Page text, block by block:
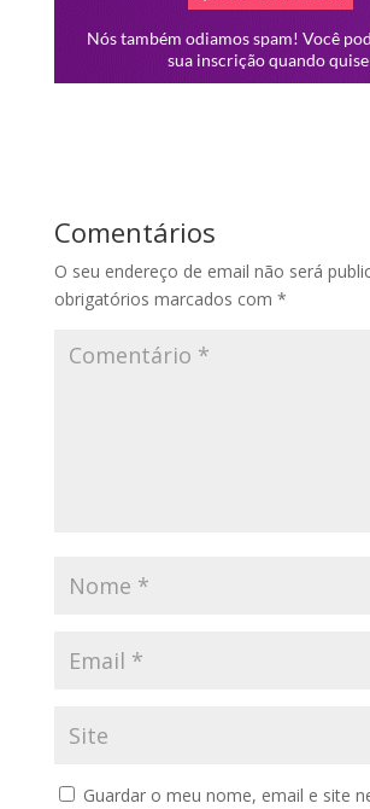
Comentários
O seu endereço de email não será
obrigatórios marcados com *
Guardar o meu nome, email e site